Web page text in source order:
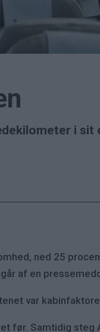
i sit
ned 25
af en
var
før. Samtidig steg